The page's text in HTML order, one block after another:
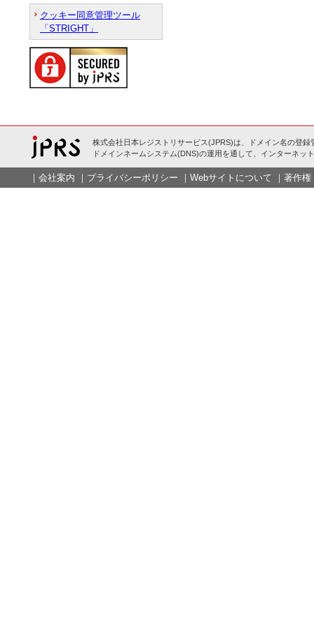
クッキー同意管理ツール
「STRIGHT」
株式会社日本レジストリサービス(JPRS)は、ドメイン名の登録
ドメインネームシステム(DNS)の運用を通して、インターネッ
｜ 会社案内 ｜ プライバシーポリシー ｜ Webサイトについて ｜ 著作権